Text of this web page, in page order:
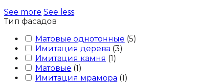
See more See less
Тип фасадов
Матовые однотонные (5)
Имитация дерева (3)
Имитация камня (1)
Матовые (1)
Имитация мрамора (1)